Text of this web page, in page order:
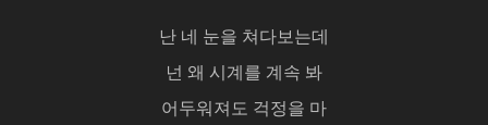
난 네 눈을 쳐다보는데
넌 왜 시계를 계속 봐
어두워져도 걱정을 마